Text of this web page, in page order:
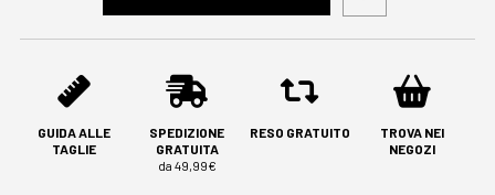
GUIDA ALLE
TAGLIE
SPEDIZIONE
GRATUITA
da 49,99€
RESO GRATUITO
TROVA NEI
NEGOZI